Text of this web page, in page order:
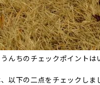
んちのチェックポイントは
以下の二点をチェックしま